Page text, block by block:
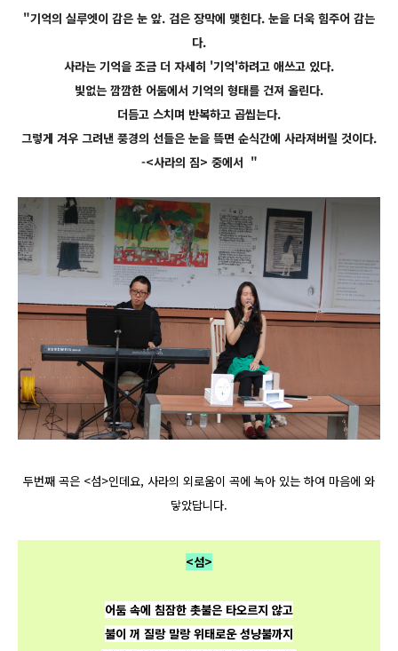
"기억의 실루엣이 감은 눈 앞. 검은 장막에 맺힌다. 눈을 더욱 힘주어 감는
다.
사라는 기억을 조금 더 자세히 '기억'하려고 애쓰고 있다.
빛없는 깜깜한 어둠에서 기억의 형태를 건져 올린다.
더듬고 스치며 반복하고 곱씹는다.
그렇게 겨우 그려낸 풍경의 선들은 눈을 띀면 순식간에 사라져버릴 것이다.
-<사라의 짐> 중에서 "
두번째 곡은 <섬>인데요, 사라의 외로움이 곡에 녹아 있는 하여 마음에 와
닿았답니다.
<섬>
어둠 속에 침잠한 촛불은 타오르지 않고
불이 꺼 질랑 말랑 위태로운 성냥불까지